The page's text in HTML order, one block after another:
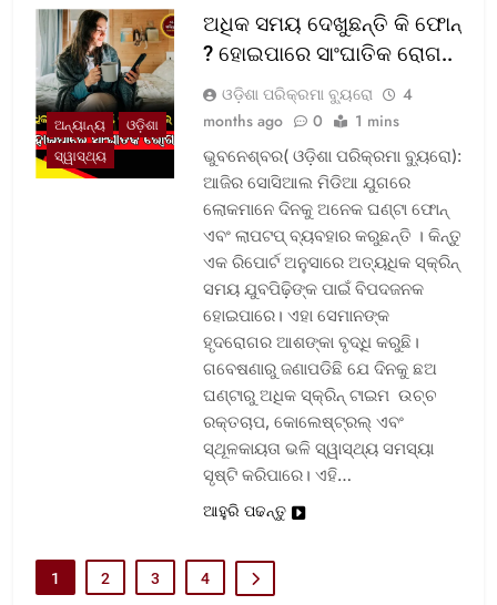
ଅନ୍ୟାନ୍ୟ
ଓଡ଼ିଶା
ସ୍ୱାସ୍ଥ୍ୟ
ଅଧିକ ସମୟ ଦେଖୁଛନ୍ତି କି ଫୋନ୍
? ହୋଇପାରେ ସାଂଘାତିକ ରୋଗ..
ଓଡ଼ିଶା ପରିକ୍ରମା ବ୍ୟୁରୋ
4
months ago
0 1 mins
ଭୁବନେଶ୍ବର( ଓଡ଼ିଶା ପରିକ୍ରମା ବ୍ୟୁରୋ):
ଆଜିର ସୋସିଆଲ ମିଡିଆ ଯୁଗରେ
ଲୋକମାନେ ଦିନକୁ ଅନେକ ଘଣ୍ଟା ଫୋନ୍
ଏବଂ ଲାପଟପ୍ ବ୍ୟବହାର କରୁଛନ୍ତି । କିନ୍ତୁ
ଏକ ରିପୋର୍ଟ ଅନୁସାରେ ଅତ୍ୟଧିକ ସ୍କ୍ରିନ୍
ସମୟ ଯୁବପିଢ଼ିଙ୍କ ପାଇଁ ବିପଦଜନକ
ହୋଇପାରେ। ଏହା ସେମାନଙ୍କ
ହୃଦରୋଗର ଆଶଙ୍କା ବୃଦ୍ଧି କରୁଛି।
ଗବେଷଣାରୁ ଜଣାପଡିଛି ଯେ ଦିନକୁ ଛଅ
ଘଣ୍ଟାରୁ ଅଧିକ ସ୍କ୍ରିନ୍ ଟାଇମ ଉଚ୍ଚ
ରକ୍ତଚାପ, କୋଲେଷ୍ଟ୍ରଲ୍ ଏବଂ
ସ୍ଥୂଳକାୟତା ଭଳି ସ୍ୱାସ୍ଥ୍ୟ ସମସ୍ୟା
ସୃଷ୍ଟି କରିପାରେ। ଏହି…
ଆହୁରି ପଢନ୍ତୁ
1 2 3 4